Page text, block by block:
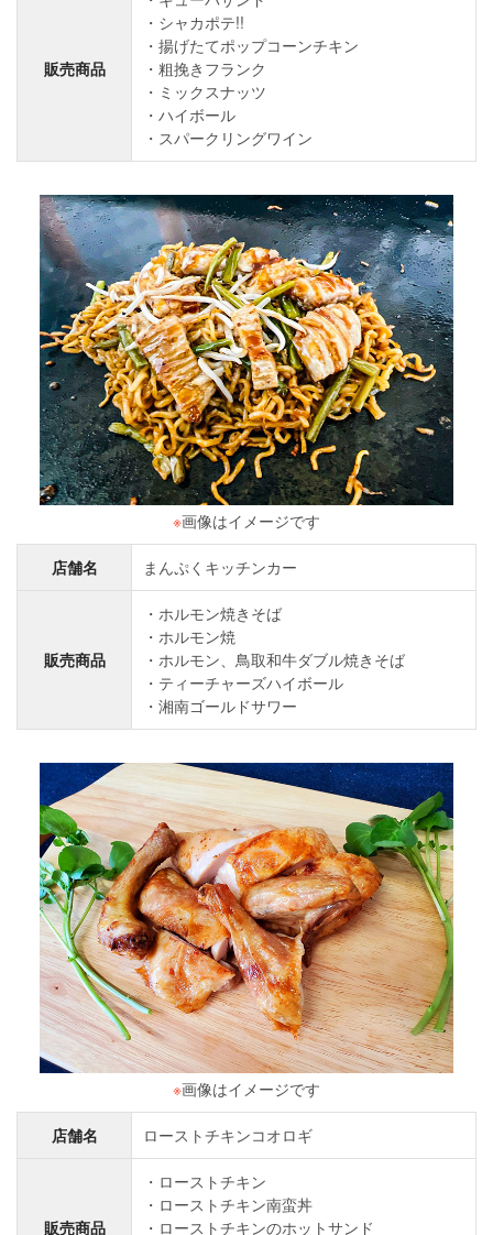
販売商品
シャカポテ!!
揚げたてポップコーンチキン
粗挽きフランク
ミックスナッツ
ハイボール
スパークリングワイン
※画像はイメージです
店舗名 まんぷくキッチンカー
販売商品
ホルモン焼きそば
ホルモン焼
ホルモン、鳥取和牛ダブル焼きそば
ティーチャーズハイボール
湘南ゴールドサワー
※画像はイメージです
店舗名 ローストチキンコオロギ
販売商品
ローストチキン
ローストチキン南蛮丼
ローストチキンのホットサンド